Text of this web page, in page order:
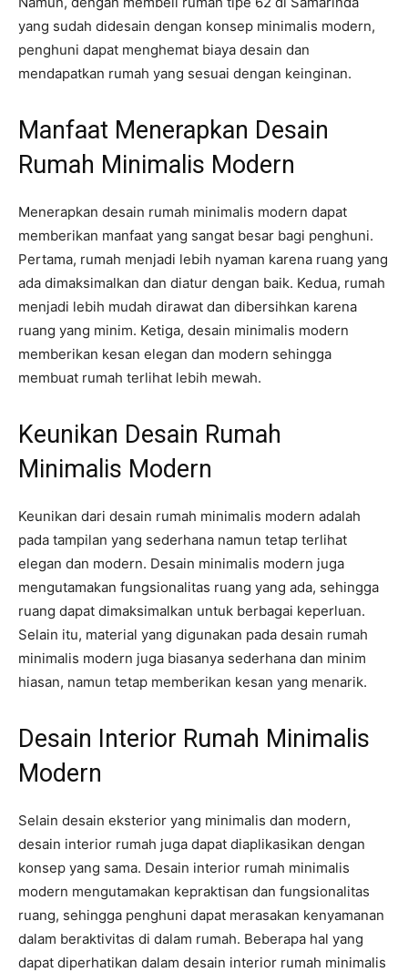
yang sudah didesain dengan konsep minimalis modern,
penghuni dapat menghemat biaya desain dan
mendapatkan rumah yang sesuai dengan keinginan.
Manfaat Menerapkan Desain
Rumah Minimalis Modern
Menerapkan desain rumah minimalis modern dapat
memberikan manfaat yang sangat besar bagi penghuni.
Pertama, rumah menjadi lebih nyaman karena ruang yang
ada dimaksimalkan dan diatur dengan baik. Kedua, rumah
menjadi lebih mudah dirawat dan dibersihkan karena
ruang yang minim. Ketiga, desain minimalis modern
memberikan kesan elegan dan modern sehingga
membuat rumah terlihat lebih mewah.
Keunikan Desain Rumah
Minimalis Modern
Keunikan dari desain rumah minimalis modern adalah
pada tampilan yang sederhana namun tetap terlihat
elegan dan modern. Desain minimalis modern juga
mengutamakan fungsionalitas ruang yang ada, sehingga
ruang dapat dimaksimalkan untuk berbagai keperluan.
Selain itu, material yang digunakan pada desain rumah
minimalis modern juga biasanya sederhana dan minim
hiasan, namun tetap memberikan kesan yang menarik.
Desain Interior Rumah Minimalis
Modern
Selain desain eksterior yang minimalis dan modern,
desain interior rumah juga dapat diaplikasikan dengan
konsep yang sama. Desain interior rumah minimalis
modern mengutamakan kepraktisan dan fungsionalitas
ruang, sehingga penghuni dapat merasakan kenyamanan
dalam beraktivitas di dalam rumah. Beberapa hal yang
dapat diperhatikan dalam desain interior rumah minimalis